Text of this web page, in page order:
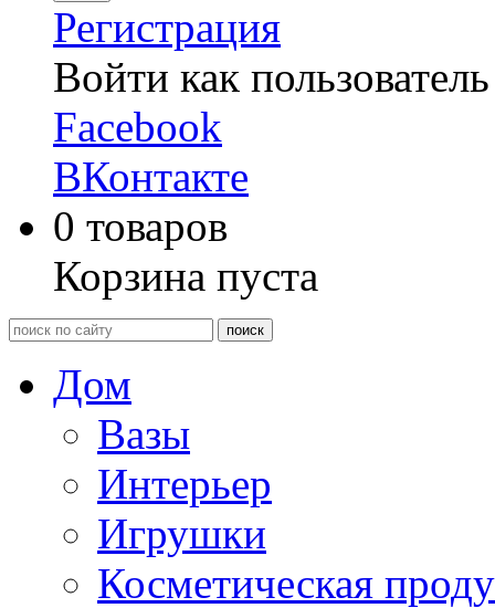
Регистрация
Войти как пользователь
Facebook
ВКонтакте
0 товаров
Корзина пуста
Дом
Вазы
Интерьер
Игрушки
Косметическая